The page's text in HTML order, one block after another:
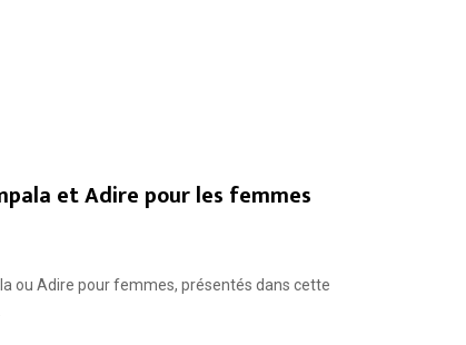
et Adire pour les femmes
ou Adire pour femmes, présentés dans cette